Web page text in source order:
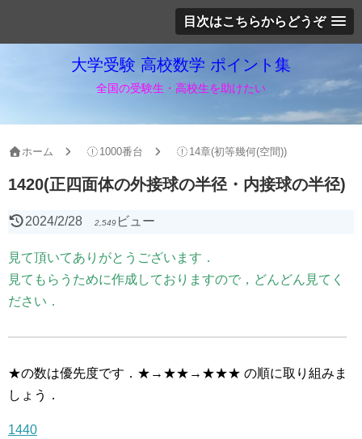
目次はこちらからどうぞ
大学受験 高校数学 ポイント集
全国の受験生・高校生を助けたい
ホーム 1000番台 14章(初等幾何(空間))
1420(正四面体の外接球の半径・内接球の半径)
2024/2/28 2,549ビュー
見て頂いてありがとうございます．
見てもらうために作成しておりますので，どんどん見てく
ださい．
★の数は優先度です．★→★★→★★★ の順に取り組みま
しょう．
1440